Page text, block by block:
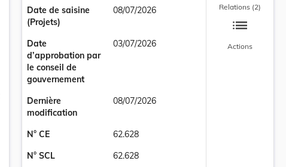
Date de saisine
(Projets)
08/07/2026
Date
d’approbation par
le conseil de
gouvernement
03/07/2026
Dernière
modification
08/07/2026
N° CE
62.628
N° SCL
62.628
Relations (2)
list
Actions